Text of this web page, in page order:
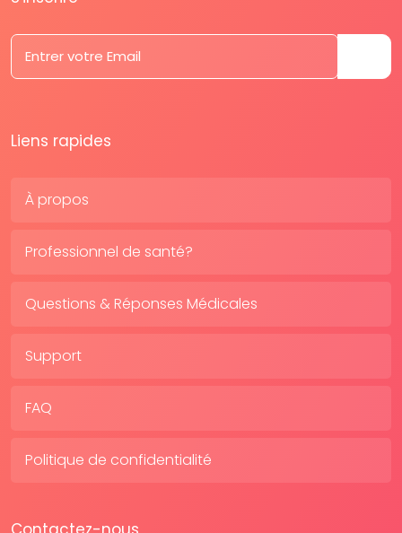
Liens rapides
À propos
Professionnel de santé?
Questions & Réponses Médicales
Support
FAQ
Politique de confidentialité